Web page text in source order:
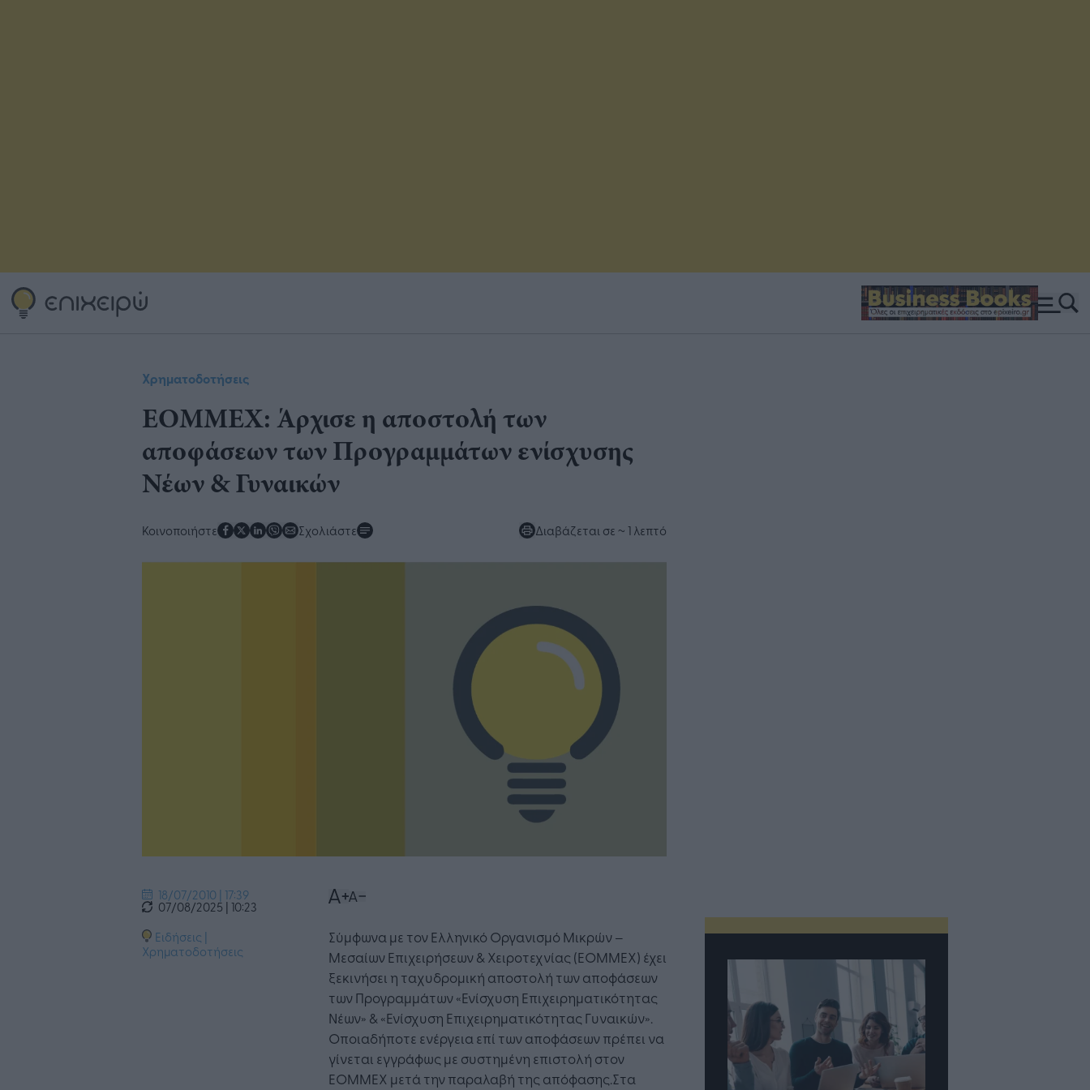
Χρηματοδοτήσεις
ΕΟΜΜΕΧ: Άρχισε η αποστολή των
αποφάσεων των Προγραμμάτων ενίσχυσης
Νέων & Γυναικών
Κοινοποιήστε Σχολιάστε Διαβάζεται σε ~ 1 λεπτό
18/07/2010 | 17:39
07/08/2025 | 10:23
Ειδήσεις |
Χρηματοδοτήσεις
Σύμφωνα με τον Ελληνικό Οργανισμό Μικρών –
Μεσαίων Επιχειρήσεων & Χειροτεχνίας (ΕΟΜΜΕΧ) έχει
ξεκινήσει η ταχυδρομική αποστολή των αποφάσεων
των Προγραμμάτων «Ενίσχυση Επιχειρηματικότητας
Νέων» & «Ενίσχυση Επιχειρηματικότητας Γυναικών».
Οποιαδήποτε ενέργεια επί των αποφάσεων πρέπει να
γίνεται εγγράφως με συστημένη επιστολή στον
ΕΟΜΜΕΧ μετά την παραλαβή της απόφασης.Στα